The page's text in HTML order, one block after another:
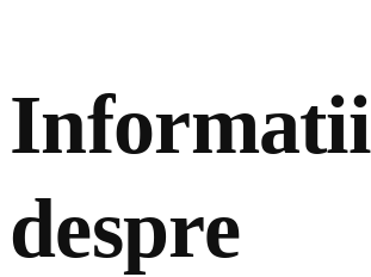
Informatii
despre